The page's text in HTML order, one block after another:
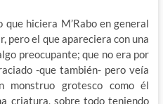
hiciera M’Rabo en general
pero el que apareciera con una
preocupante; que no era por
-que también- pero veía
monstruo grotesco como él
criatura, sobre todo teniendo